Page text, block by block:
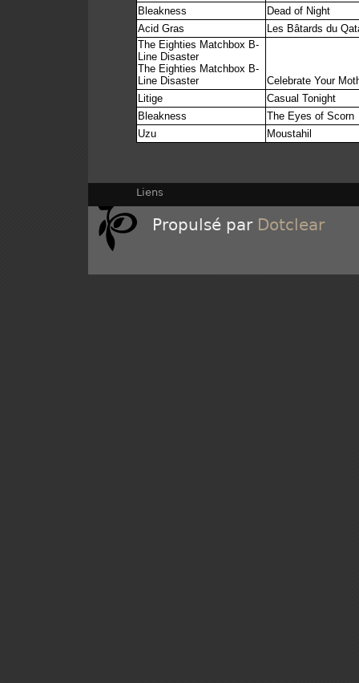
Bleakness
Dead of Night
Acid Gras
Les Bâtards du
The Eighties Matchbox B-
Line Disaster
The Eighties Matchbox B-
Line Disaster
Celebrate Your
Litige
Casual Tonight
Bleakness
The Eyes of Scorn
Uzu
Moustahil
Liens
Propulsé par Dotclear